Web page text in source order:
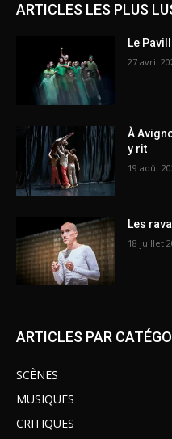
ARTICLES LES PLUS
Le
27 avril
À
y rit
19 août
Les
18 juillet
ARTICLES PAR
SCÈNES
MUSIQUES
CRITIQUES